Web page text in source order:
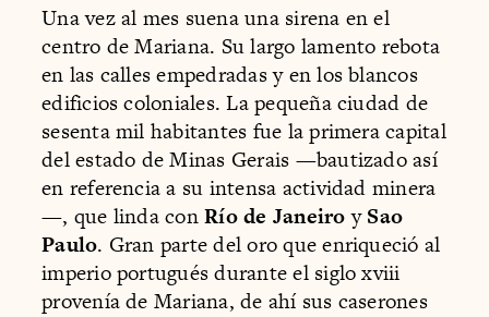
Una vez al mes suena una sirena en el
centro de Mariana. Su largo lamento rebota
en las calles empedradas y en los blancos
edificios coloniales. La pequeña ciudad de
sesenta mil habitantes fue la primera capital
del estado de Minas Gerais —bautizado así
en referencia a su intensa actividad minera
—, que linda conRío de JaneiroySao
Paulo. Gran parte del oro que enriqueció al
imperio portugués durante el siglo xviii
provenía de Mariana, de ahí sus caserones